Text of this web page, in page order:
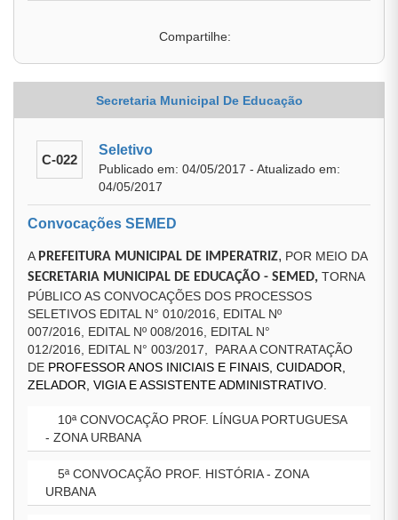
Compartilhe:
Secretaria Municipal De Educação
C-022
Seletivo
Publicado em: 04/05/2017 - Atualizado em:
04/05/2017
Convocações SEMED
A PREFEITURA MUNICIPAL DE IMPERATRIZ, POR MEIO DA
SECRETARIA MUNICIPAL DE EDUCAÇÃO - SEMED, TORNA
PÚBLICO AS CONVOCAÇÕES DOS PROCESSOS
SELETIVOS EDITAL N° 010/2016, EDITAL Nº
007/2016, EDITAL Nº 008/2016, EDITAL N°
012/2016, EDITAL N° 003/2017, PARA A CONTRATAÇÃO
DE PROFESSOR ANOS INICIAIS E FINAIS, CUIDADOR,
ZELADOR, VIGIA E ASSISTENTE ADMINISTRATIVO.
10ª CONVOCAÇÃO PROF. LÍNGUA PORTUGUESA
- ZONA URBANA
5ª CONVOCAÇÃO PROF. HISTÓRIA - ZONA
URBANA